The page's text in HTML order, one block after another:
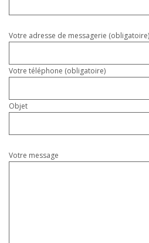
vide.
Votre adresse de messagerie (obligatoire)
Votre téléphone (obligatoire)
Objet
Votre message